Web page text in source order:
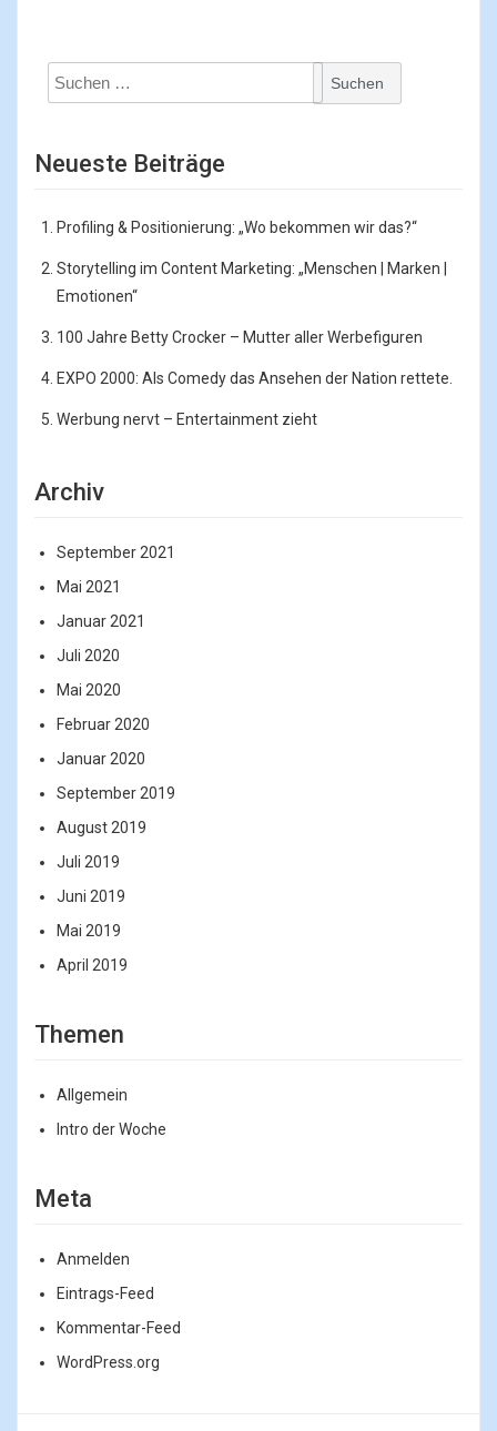
Suchen
nach:
Neueste Beiträge
Profiling & Positionierung: „Wo bekommen wir das?“
Storytelling im Content Marketing: „Menschen | Marken |
Emotionen“
100 Jahre Betty Crocker – Mutter aller Werbefiguren
EXPO 2000: Als Comedy das Ansehen der Nation rettete.
Werbung nervt – Entertainment zieht
Archiv
September 2021
Mai 2021
Januar 2021
Juli 2020
Mai 2020
Februar 2020
Januar 2020
September 2019
August 2019
Juli 2019
Juni 2019
Mai 2019
April 2019
Themen
Allgemein
Intro der Woche
Meta
Anmelden
Eintrags-Feed
Kommentar-Feed
WordPress.org